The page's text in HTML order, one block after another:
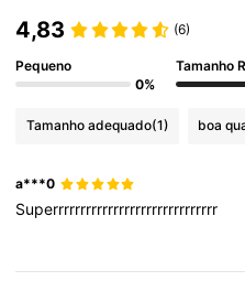
4,83 (6)
Pequeno
0%
Tamanho
Tamanho adequado(1) boa
a***0
Superrrrrrrrrrrrrrrrrrrrrrrrrrrrrr